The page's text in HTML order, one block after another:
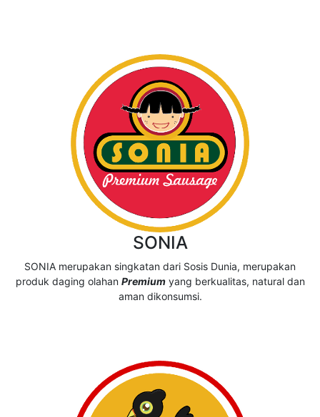
SONIA
SONIA merupakan singkatan dari Sosis Dunia, merupakan
produk daging olahan Premiumyang berkualitas, natural dan
aman dikonsumsi.